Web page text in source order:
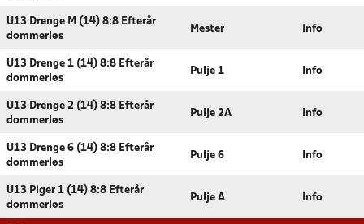
U13 Drenge M (14) 8:8 Efterår
dommerløs
Mester Info
U13 Drenge 1 (14) 8:8 Efterår
dommerløs
Pulje 1 Info
U13 Drenge 2 (14) 8:8 Efterår
dommerløs
Pulje 2A Info
U13 Drenge 6 (14) 8:8 Efterår
dommerløs
Pulje 6 Info
U13 Piger 1 (14) 8:8 Efterår
dommerløs
Pulje A Info